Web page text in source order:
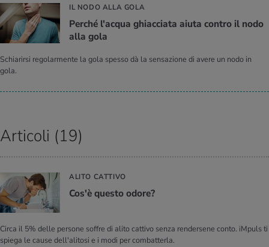
IL NODO ALLA GOLA
Per­ché l'ac­qua ghiac­cia­ta aiuta con­tro il nodo
alla gola
Schiarirsi regolarmente la gola spesso dà la sensazione di avere un nodo in
gola.
Articoli (19)
ALITO CATTIVO
Cos'è que­sto odore?
Circa il 5% delle persone soffre di alito cattivo senza rendersene conto. iMpuls ti
spiega le cause dell'alitosi e i modi per combatterla.